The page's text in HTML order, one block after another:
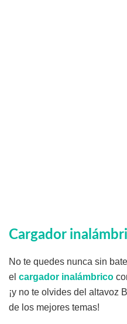
Cargador
No te quedes nunca sin
el cargador inalámbrico
¡y no te olvides del altavoz
de los mejores temas!